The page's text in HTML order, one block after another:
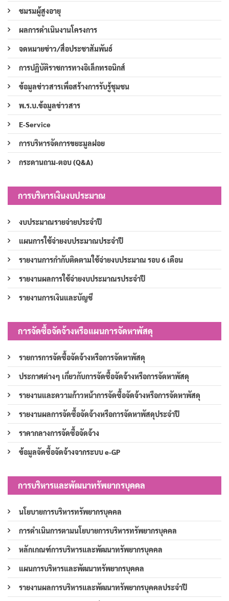
ชมรมผู้สูงอายุ
ผลการดำเนินงานโครงการ
จดหมายข่าว/สื่อประชาสัมพันธ์
การปฏิบัติราชการทางอิเล็กทรอนิกส์
ข้อมูลข่าวสารเพื่อสร้างการรับรู้ชุมชน
พ.ร.บ.ข้อมูลข่าวสาร
E-Service
การบริหารจัดการขยะมูลฝอย
กระดานถาม-ตอบ (Q&A)
การบริหารเงินงบประมาณ
งบประมาณรายจ่ายประจำปี
แผนการใช้จ่ายงบประมาณประจำปี
รายงานการกำกับติดตามใช้จ่ายงบประมาณ รอบ 6 เดือน
รายงานผลการใช้จ่ายงบประมาณรประจำปี
รายงานการเงินและบัญชี
การจัดซื้อจัดจ้างหรือแผนการจัดหาพัสดุ
รายการการจัดซื้อจัดจ้างหรือการจัดหาพัสดุ
ประกาศต่างๆ เกี่ยวกับการจัดซื้อจัดจ้างหรือการจัดหาพัสดุ
รายงานและความก้าวหน้าการจัดซื้อจัดจ้างหรือการจัดหาพัสดุ
รายงานผลการจัดซื้อจัดจ้างหรือการจัดหาพัสดุประจำปี
ราคากลางการจัดซื้อจัดจ้าง
ข้อมูลจัดซื้อจัดจ้างจากระบบ e-GP
การบริหารและพัฒนาทรัพยากรบุคคล
นโยบายการบริหารทรัพยากรบุคคล
การดำเนินการตามนโยบายการบริหารทรัพยากรบุคคล
หลักเกณฑ์การบริหารและพัฒนาทรัพยากรบุคคล
แผนการบริหารและพัฒนาทรัพยากรบุคคล
รายงานผลการบริหารและพัฒนาทรัพยากรบุคคลประจำปี